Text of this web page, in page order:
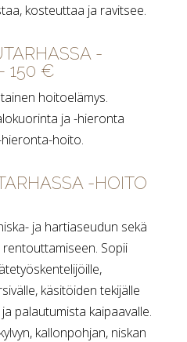
kosteuttaa ja ravitsee.
-
150 €
hoitoelämys.
ja -hieronta
hoito.
-HOITO
ja hartiaseudun sekä
Sopii
käsitöiden tekijälle
palautumista kaipaavalle.
kallonpohjan, niskan